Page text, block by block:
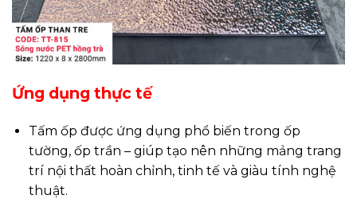
Ứng dụng thực tế
Tấm ốp được ứng dụng phổ biến trong ốp
tường, ốp trần – giúp tạo nên những mảng trang
trí nội thất hoàn chỉnh, tinh tế và giàu tính nghệ
thuật.